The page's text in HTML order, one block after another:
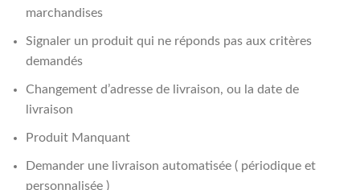
marchandises
Signaler un produit qui ne réponds pas aux critères
demandés
Changement d’adresse de livraison, ou la date de
livraison
Produit Manquant
Demander une livraison automatisée ( périodique et
personnalisée )